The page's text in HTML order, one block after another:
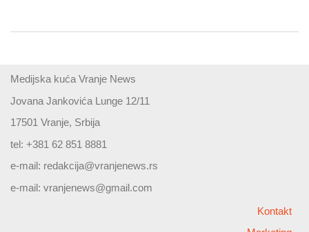
Medijska kuća Vranje News
Jovana Jankovića Lunge 12/11
17501 Vranje, Srbija
tel: +381 62 851 8881
e-mail: redakcija@vranjenews.rs
e-mail: vranjenews@gmail.com
Kontakt